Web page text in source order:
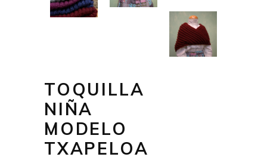
TOQUILLA
NIÑA
MODELO
TXAPELOA